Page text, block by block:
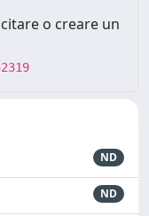
o creare un
ND
ND